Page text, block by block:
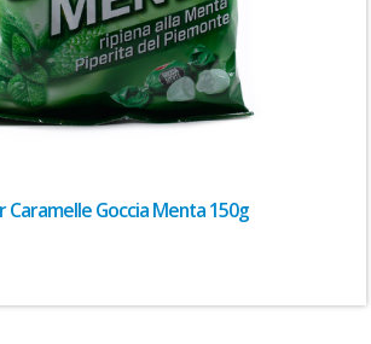
Caramelle Goccia Menta 150g